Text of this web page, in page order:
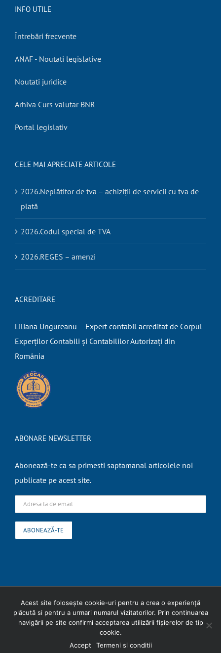
INFO UTILE
Întrebări frecvente
ANAF - Noutati legislative
Noutati juridice
Arhiva Curs valutar BNR
Portal legislativ
CELE MAI APRECIATE ARTICOLE
2026.Neplătitor de tva – achiziții de servicii cu tva de
plată
2026.Codul special de TVA
2026.REGES – amenzi
ACREDITARE
Liliana Ungureanu – Expert contabil acreditat de Corpul
Experților Contabili și Contabililor Autorizați din
România
ABONARE NEWSLETTER
Abonează-te ca sa primesti saptamanal articolele noi
publicate pe acest site.
Copyright2026 Expert Contabil Ungureanu Liliana |Termeni si conditii|
Politica cookies
Acest site folosește cookie-uri pentru a crea o experiență
plăcută si pentru a urmari numarul vizitatorilor. Prin continuarea
navigării pe site confirmi acceptarea utilizării fişierelor de tip
cookie.
Accept
Termeni si conditii